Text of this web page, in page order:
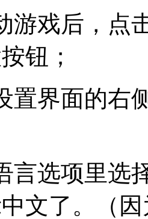
游戏后，点
钮；
置界面的右
言选项里选
文了。（